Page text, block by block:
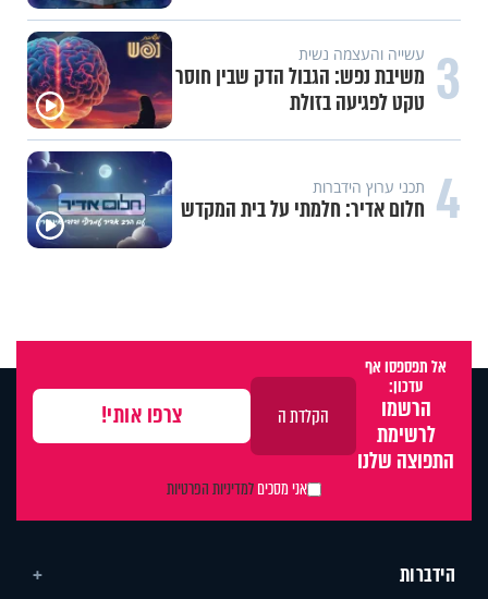
3 עשייה והעצמה נשית
משיבת נפש: הגבול הדק שבין חוסר
טקט לפגיעה בזולת
4 תכני ערוץ הידברות
חלום אדיר: חלמתי על בית המקדש
אל תפספסו אף
עדכון:
הרשמו
לרשימת
התפוצה שלנו
אני מסכיםלמדיניות הפרטיות
הידברות